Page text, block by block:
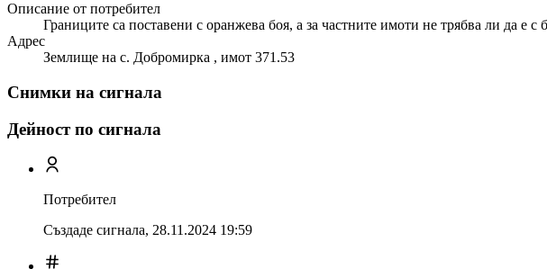
Описание от потребител
Границите са поставени с оранжева боя, а за частните имоти не трябва ли да е
Адрес
Землище на с. Добромирка , имот 371.53
Снимки на сигнала
Дейност по сигнала
Потребител
Създаде сигнала, 28.11.2024 19:59